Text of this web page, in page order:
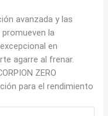
avanzada y las
la
en
agarre al frenar.
ZERO
para el rendimiento